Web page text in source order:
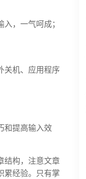
，一气呵成；
关机、应用程序
和提高输入效
结构，注意文章
累经验。只有掌